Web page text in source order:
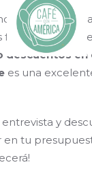
familiares con
descuentos
es una
y
tu